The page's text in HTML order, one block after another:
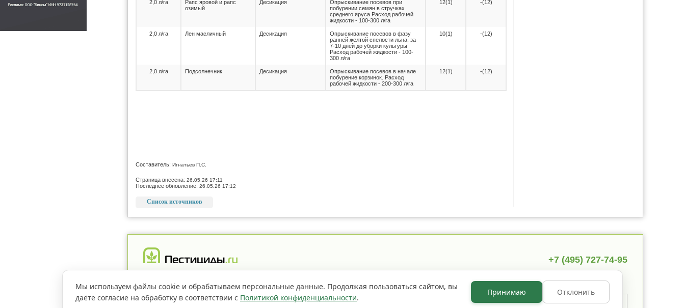
2,0 л/га
Рапс яровой и рапс
озимый
Десикация
Опрыскивание посевов при
побурении семян в стручках
среднего яруса Расход рабочей
жидкости - 100-300 л/га
12(1) -(12)
2,0 л/га Лен масличный Десикация
Опрыскивание посевов в фазу
ранней желтой спелости льна, за
7-10 дней до уборки культуры
Расход рабочей жидкости - 100-
300 л/га
10(1) -(12)
2,0 л/га Подсолнечник Десикация
Опрыскивание посевов в начале
побурение корзинок. Расход
рабочей жидкости - 200-300 л/га
12(1) -(12)
Составитель: Игнатьев П.С.
Страница внесена: 26.05.26 17:11
Последнее обновление: 26.05.26 17:12
Список источников
+7 (495) 727-74-95
Если не указано иное, содержимое
страницы сайта доступно по лицензииCC BY NC 3.0.
Мы используем файлы cookie и обрабатываем персональные данные. Продолжая пользоваться сайтом, вы
даёте согласие на обработку в соответствии с Политикой конфиденциальности.
Принимаю Отклонить